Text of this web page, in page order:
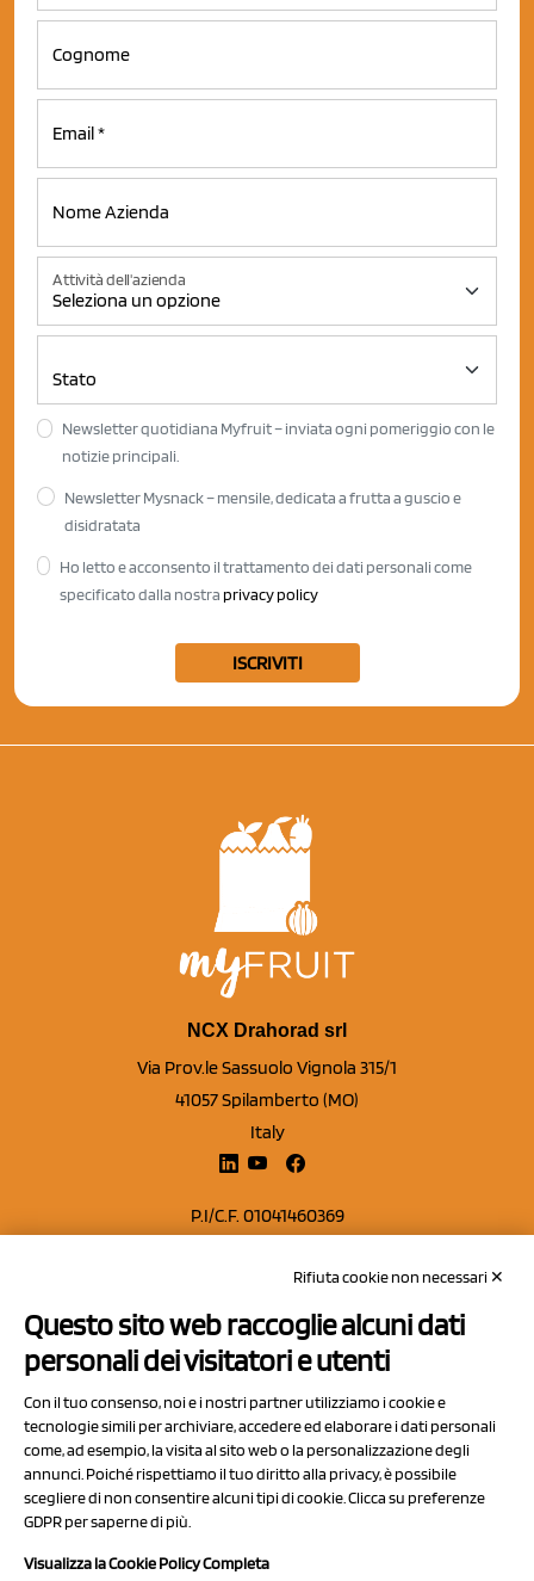
Attività dell'azienda
Newsletter quotidiana Myfruit – inviata ogni pomeriggio con le
notizie principali.
Newsletter Mysnack – mensile, dedicata a frutta a guscio e
disidratata
Ho letto e acconsento il trattamento dei dati personali come
specificato dalla nostra privacy policy
ISCRIVITI
NCX Drahorad srl
Via Prov.le Sassuolo Vignola 315/1
41057 Spilamberto (MO)
Italy
P.I/C.F. 01041460369
Capitale sociale Euro 50.000,00 i.v.
Contatti
Privacy Policy
Cookie Policy
Chi Siamo
Rifiuta cookie non necessari ✕
Questo sito web raccoglie alcuni dati
personali dei visitatori e utenti
Con il tuo consenso, noi e i nostri partner utilizziamo i cookie e
tecnologie simili per archiviare, accedere ed elaborare i dati personali
come, ad esempio, la visita al sito web o la personalizzazione degli
annunci. Poiché rispettiamo il tuo diritto alla privacy, è possibile
scegliere di non consentire alcuni tipi di cookie. Clicca su preferenze
GDPR per saperne di più.
Visualizza la Cookie Policy Completa